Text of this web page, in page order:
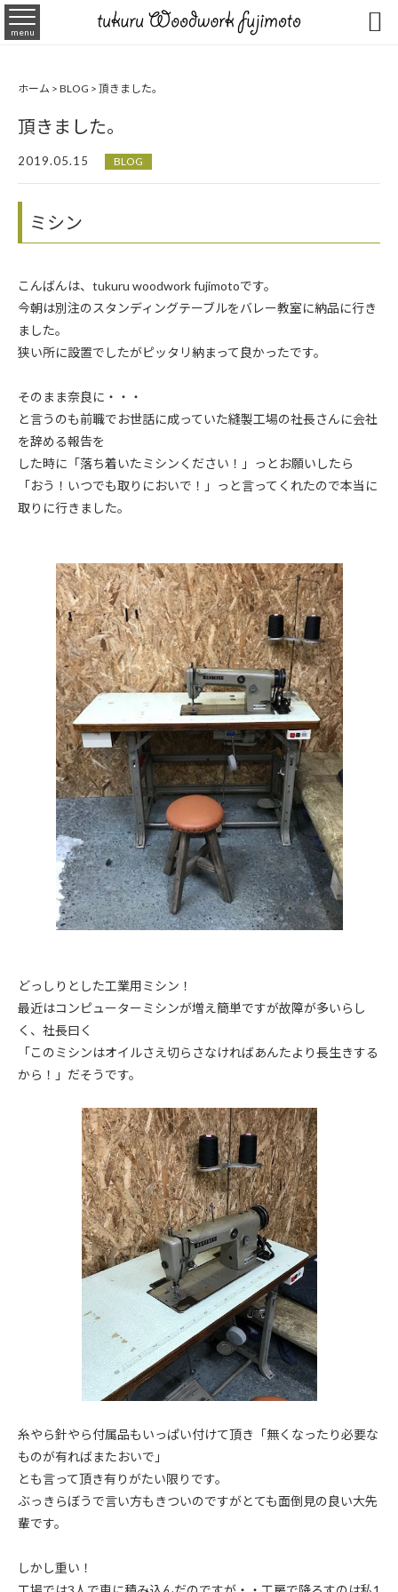
menu 
ホーム > BLOG > 頂きました。
頂きました。
2019.05.15 BLOG
ミシン
こんばんは、tukuru woodwork fujimotoです。
今朝は別注のスタンディングテーブルをバレー教室に納品に行き
ました。
狭い所に設置でしたがピッタリ納まって良かったです。
そのまま奈良に・・・
と言うのも前職でお世話に成っていた縫製工場の社長さんに会社
を辞める報告を
した時に「落ち着いたミシンください！」っとお願いしたら
「おう！いつでも取りにおいで！」っと言ってくれたので本当に
取りに行きました。
どっしりとした工業用ミシン！
最近はコンピューターミシンが増え簡単ですが故障が多いらし
く、社長曰く
「このミシンはオイルさえ切らさなければあんたより長生きする
から！」だそうです。
糸やら針やら付属品もいっぱい付けて頂き「無くなったり必要な
ものが有ればまたおいで」
とも言って頂き有りがたい限りです。
ぶっきらぼうで言い方もきついのですがとても面倒見の良い大先
輩です。
しかし重い！